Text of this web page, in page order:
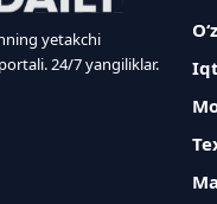
yetakchi
24/7 yangiliklar.